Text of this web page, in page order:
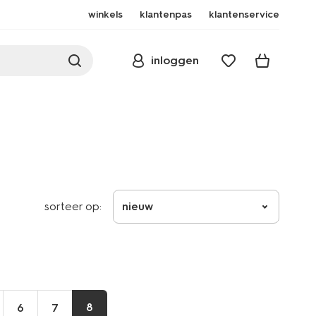
winkels klantenpas klantenservice
inloggen
sorteer op: nieuw
6 7 8